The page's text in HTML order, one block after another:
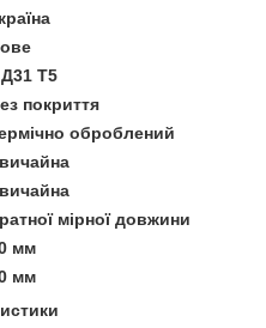
Т5
покриття
оброблений
мірної довжини
мм
мм